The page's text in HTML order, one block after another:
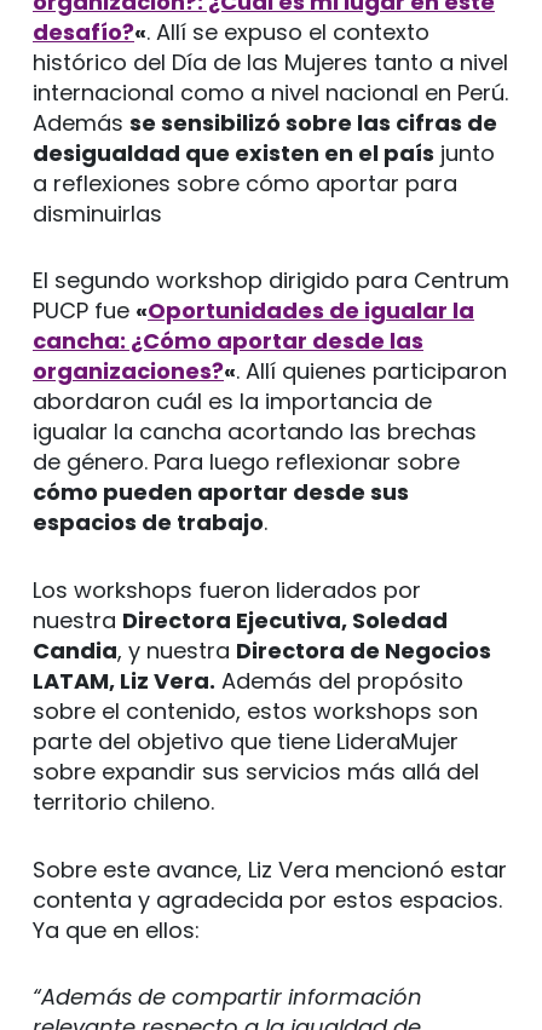
desafío?«. Allí se expuso el contexto
histórico del Día de las Mujeres tanto a nivel
internacional como a nivel nacional en Perú.
Además se sensibilizó sobre las cifras de
desigualdad que existen en el país junto
a reflexiones sobre cómo aportar para
disminuirlas
El segundo workshop dirigido para Centrum
PUCP fue «Oportunidades de igualar la
cancha: ¿Cómo aportar desde las
organizaciones?«. Allí quienes participaron
abordaron cuál es la importancia de
igualar la cancha acortando las brechas
de género. Para luego reflexionar sobre
cómo pueden aportar desde sus
espacios de trabajo.
Los workshops fueron liderados por
nuestra Directora Ejecutiva, Soledad
Candia, y nuestra Directora de Negocios
LATAM, Liz Vera. Además del propósito
sobre el contenido, estos workshops son
parte del objetivo que tiene LideraMujer
sobre expandir sus servicios más allá del
territorio chileno.
Sobre este avance, Liz Vera mencionó estar
contenta y agradecida por estos espacios.
Ya que en ellos:
“Además de compartir información